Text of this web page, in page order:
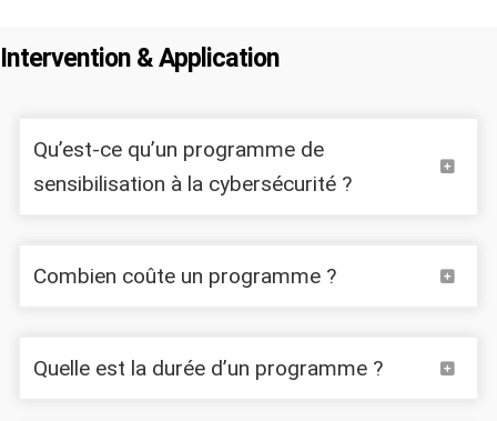
Intervention & Application
Qu’est-ce qu’un programme de
sensibilisation à la cybersécurité ?
Combien coûte un programme ?
Quelle est la durée d’un programme ?